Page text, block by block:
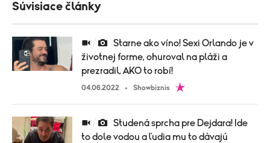
Súvisiace články
životnej forme, ohuroval na pláži a
prezradil, AKO to robí!
04.06.2022 Showbiznis
to dole vodou a ľudia mu to dávajú